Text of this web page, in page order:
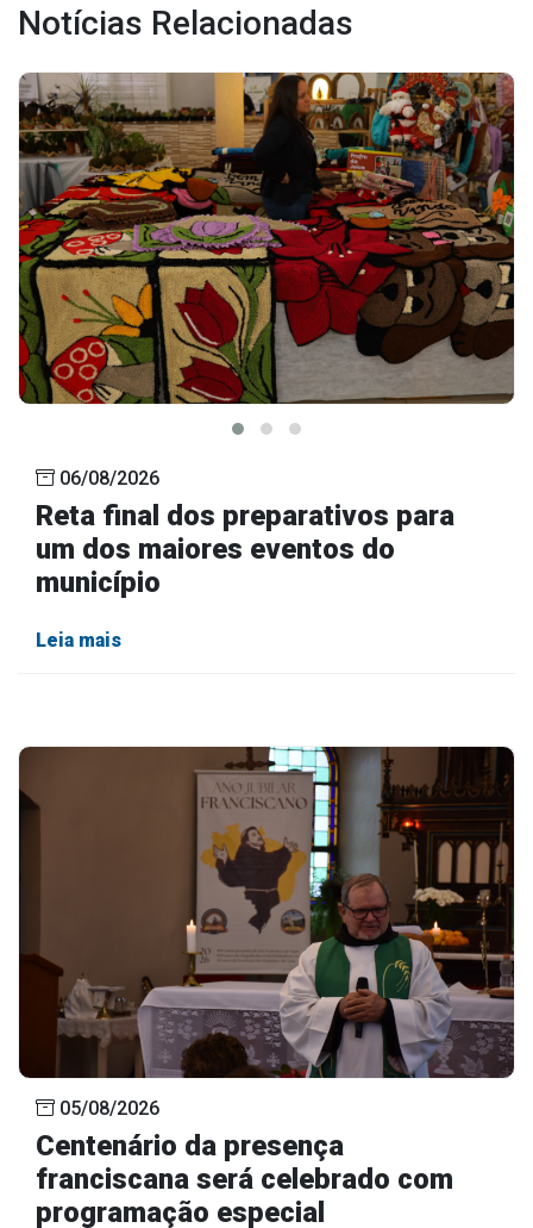
Transparência
Portal da Transparência
Radar da Transparência
Cespro
Outros
Downloads
Notícias
Contato
Notícias Relacionadas
06/08/2026
Reta final dos preparativos para
um dos maiores eventos do
município
Leia mais
05/08/2026
Centenário da presença
franciscana será celebrado com
programação especial